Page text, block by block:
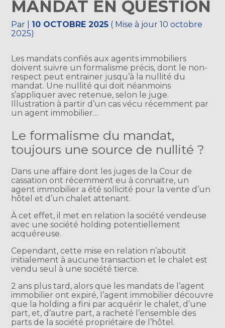
MANDAT EN QUESTION
Par 10 OCTOBRE 2025 ( Mise à jour 10 octobre
2025)
Les mandats confiés aux agents immobiliers
doivent suivre un formalisme précis, dont le non-
respect peut entrainer jusqu’à la nullité du
mandat. Une nullité qui doit néanmoins
s’appliquer avec retenue, selon le juge.
Illustration à partir d’un cas vécu récemment par
un agent immobilier…
Le formalisme du mandat,
toujours une source de nullité ?
Dans une affaire dont les juges de la Cour de
cassation ont récemment eu à connaitre, un
agent immobilier a été sollicité pour la vente d’un
hôtel et d’un chalet attenant.
À cet effet, il met en relation la société vendeuse
avec une société holding potentiellement
acquéreuse.
Cependant, cette mise en relation n’aboutit
initialement à aucune transaction et le chalet est
vendu seul à une société tierce.
2 ans plus tard, alors que les mandats de l’agent
immobilier ont expiré, l’agent immobilier découvre
que la holding a fini par acquérir le chalet, d’une
part, et, d’autre part, a racheté l’ensemble des
parts de la société propriétaire de l’hôtel.